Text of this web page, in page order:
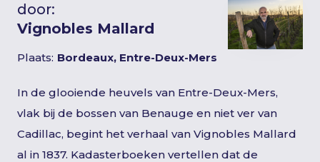
door:
Vignobles Mallard
Plaats: Bordeaux, Entre-Deux-Mers
In de glooiende heuvels van Entre-Deux-Mers,
vlak bij de bossen van Benauge en niet ver van
Cadillac, begint het verhaal van Vignobles Mallard
al in 1837. Kadasterboeken vertellen dat de